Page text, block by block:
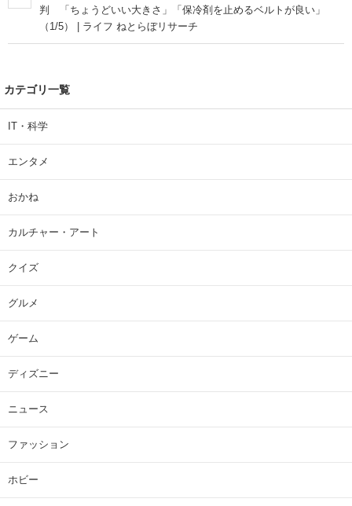
判 「ちょうどいい大きさ」「保冷剤を止めるベルトが良い」
（1/5） | ライフ ねとらぼリサーチ
カテゴリ一覧
IT・科学
エンタメ
おかね
カルチャー・アート
クイズ
グルメ
ゲーム
ディズニー
ニュース
ファッション
ホビー